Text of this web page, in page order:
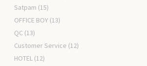
Satpam (15)
OFFICE BOY (13)
QC (13)
Customer Service (12)
HOTEL (12)